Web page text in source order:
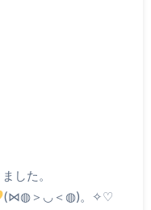
した。
(⋈◍＞◡＜◍)。✧♡